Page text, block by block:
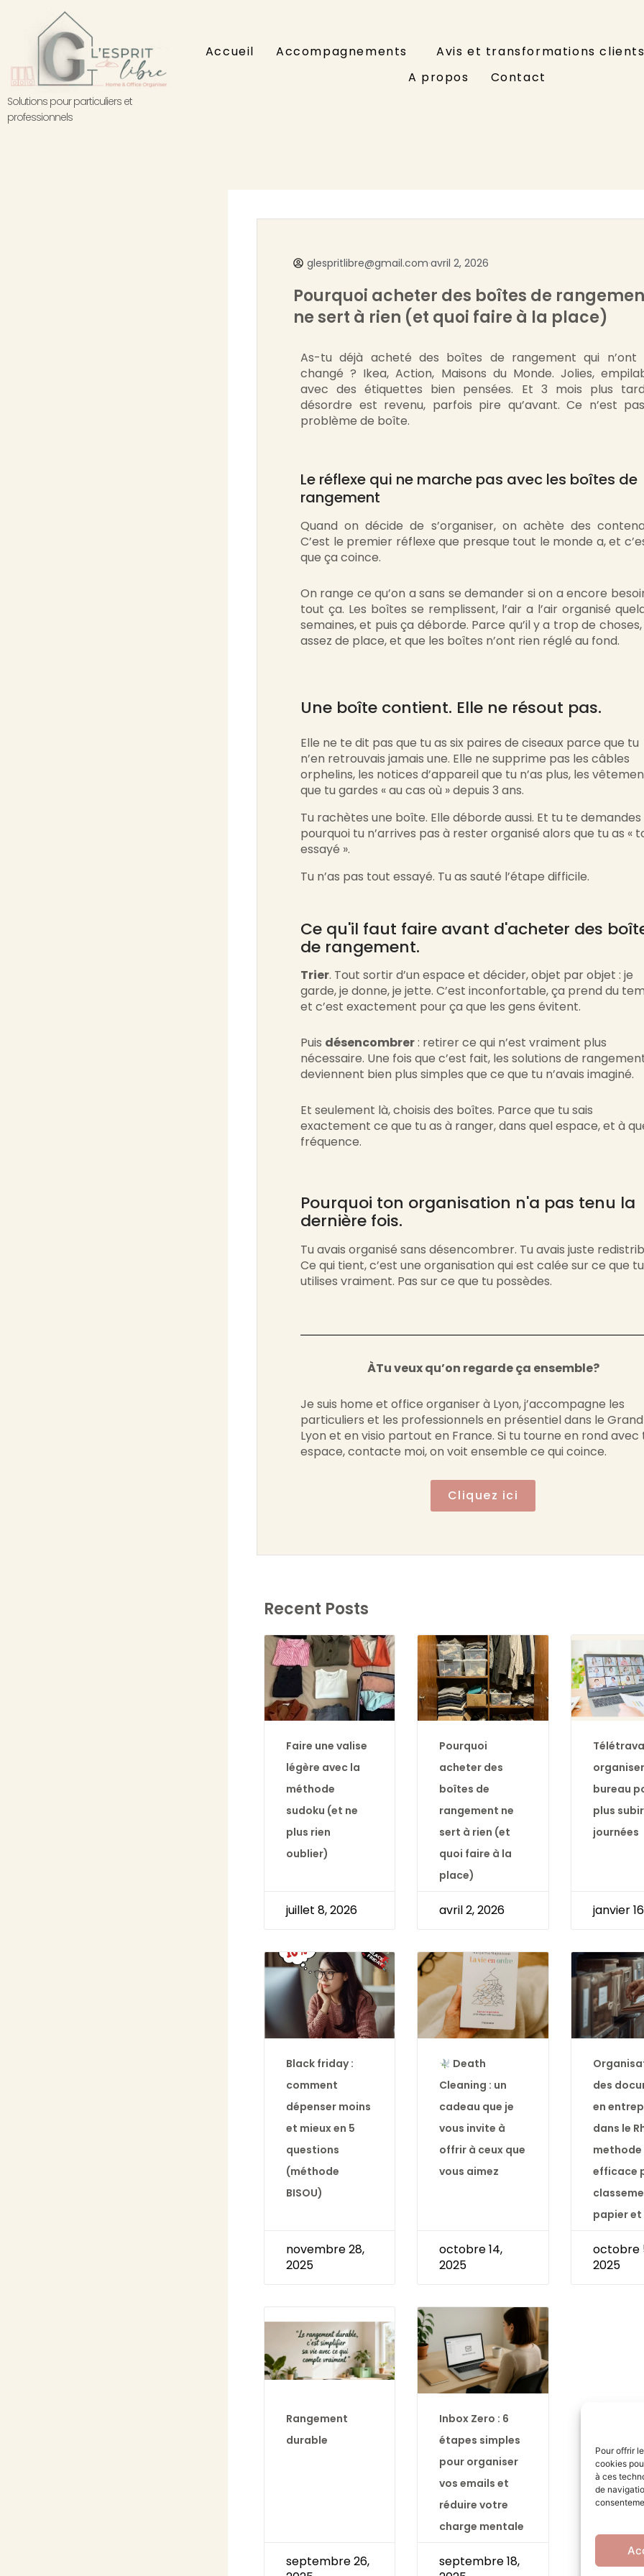
Pour offrir
cookies
à ces
de
contenu
Solutions pour particuliers et
professionnels
Accueil Accompagnements
Avis et transformations
A propos
Contact
glespritlibre@gmail.com avril 2, 2026
Pourquoi acheter des boîtes de
ne sert à rien (et quoi faire à la place)
​As-tu déjà acheté des boîtes de rangement qui n’ont
changé ? Ikea, Action, Maisons du Monde. Jolies,
avec des étiquettes bien pensées. Et 3 mois plus
désordre est revenu, parfois pire qu’avant. Ce n’est
problème de boîte.
Le réflexe qui ne marche pas avec les boîtes de
rangement
Quand on décide de s’organiser, on achète des
C’est le premier réflexe que presque tout le monde a, et
que ça coince.
​On range ce qu’on a sans se demander si on a encore
tout ça. Les boîtes se remplissent, l’air a l’air organisé
semaines, et puis ça déborde. Parce qu’il y a trop de
assez de place, et que les boîtes n’ont rien réglé au fond.
Une boîte contient. Elle ne résout pas.
Elle ne te dit pas que tu as six paires de ciseaux parce que tu
n’en retrouvais jamais une. Elle ne supprime pas les câbles
orphelins, les notices d’appareil que tu n’as plus, les
que tu gardes « au cas où » depuis 3 ans.
Tu rachètes une boîte. Elle déborde aussi. Et tu te demandes
pourquoi tu n’arrives pas à rester organisé alors que tu as «
essayé ».
Tu n’as pas tout essayé. Tu as sauté l’étape difficile.
Ce qu'il faut faire avant d'acheter des
de rangement.
Trier. Tout sortir d’un espace et décider, objet par objet : je
garde, je donne, je jette. C’est inconfortable, ça prend du
et c’est exactement pour ça que les gens évitent.
Puis désencombrer: retirer ce qui n’est vraiment plus
nécessaire. Une fois que c’est fait, les solutions de
deviennent bien plus simples que ce que tu n’avais imaginé.
Et seulement là, choisis des boîtes. Parce que tu sais
exactement ce que tu as à ranger, dans quel espace, et à
fréquence.
Pourquoi ton organisation n'a pas tenu la
dernière fois.
Tu avais organisé sans désencombrer. Tu avais juste
Ce qui tient, c’est une organisation qui est calée sur ce que tu
utilises vraiment. Pas sur ce que tu possèdes.
ÀTu veux qu’on regarde ça ensemble?
Je suis home et office organiser à Lyon, j’accompagne les
particuliers et les professionnels en présentiel dans le Grand
Lyon et en visio partout en France. Si tu tourne en rond avec
espace, contacte moi, on voit ensemble ce qui coince.
Cliquez ici
Recent Posts
Faire une valise
légère avec la
méthode
sudoku (et ne
plus rien
oublier)
juillet 8, 2026
Pourquoi
acheter des
boîtes de
rangement ne
sert à rien (et
quoi faire à la
place)
avril 2, 2026
bureau
plus
journées
janvier
Black friday :
comment
dépenser moins
et mieux en 5
questions
(méthode
BISOU)
novembre 28,
2025
Death
Cleaning : un
cadeau que je
vous invite à
offrir à ceux que
vous aimez
octobre 14,
2025
des
en
dans le
methode
efficace
papier
octobre
2025
Rangement
durable
septembre 26,
Inbox Zero : 6
étapes simples
pour organiser
vos emails et
réduire votre
charge mentale
septembre 18,